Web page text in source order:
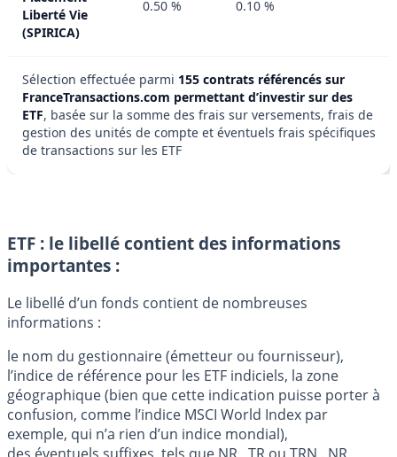
Liberté Vie
(SPIRICA)
0.50 % 0.10 %
Sélection effectuée parmi 155 contrats référencés sur
FranceTransactions.com permettant d’investir sur des
ETF, basée sur la somme des frais sur versements, frais de
gestion des unités de compte et éventuels frais spécifiques
de transactions sur les ETF
ETF : le libellé contient des informations
importantes :
Le libellé d’un fonds contient de nombreuses
informations :
le nom du gestionnaire (émetteur ou fournisseur),
l’indice de référence pour les ETF indiciels, la zone
géographique (bien que cette indication puisse porter à
confusion, comme l’indice MSCI World Index par
exemple, qui n’a rien d’un indice mondial),
des éventuels suffixes, tels que NR , TR ou TRN . NR